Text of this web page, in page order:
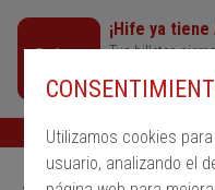
Utilizamos cookies
usuario, analizando el
¡Hife ya tiene
Tus billetes